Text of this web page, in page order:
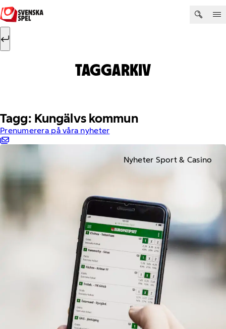
Hoppa till innehåll
Sök efter:
TAGGARKIV
Tagg: Kungälvs kommun
Prenumerera på våra nyheter
Nyheter Sport & Casino